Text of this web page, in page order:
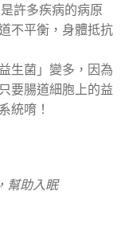
許多疾病的病原
不平衡，身體抵抗
生菌」變多，因為
要腸道細胞上的益
統唷！
幫助入眠